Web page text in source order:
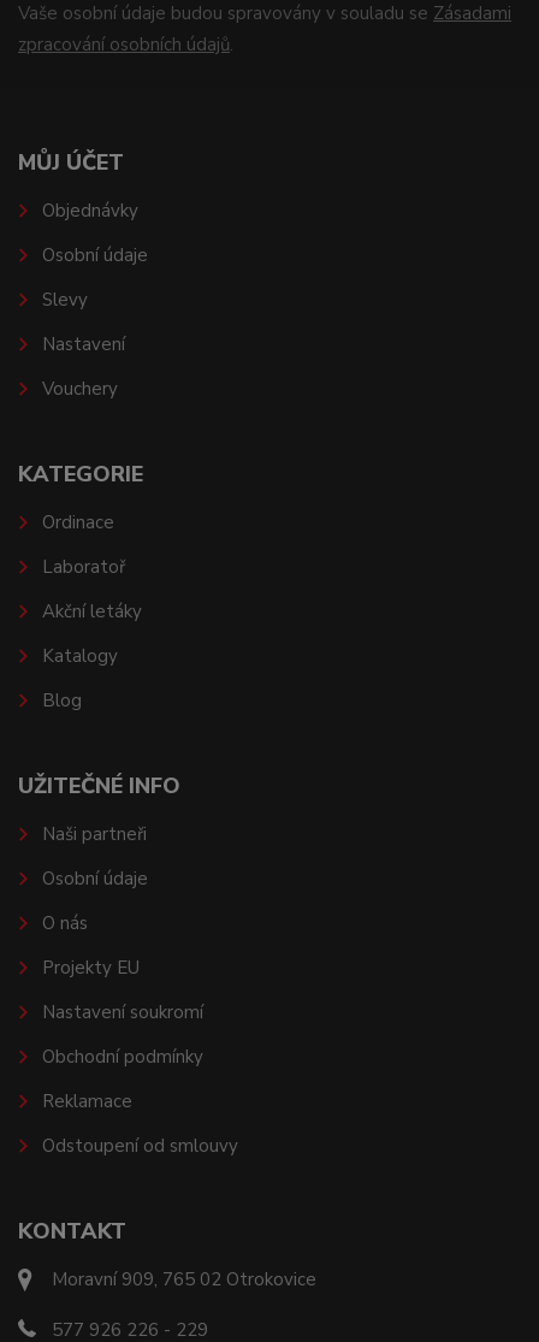
Vaše osobní údaje budou spravovány v souladu se Zásadami
zpracování osobních údajů.
KONTAKT
Moravní 909, 765 02 Otrokovice
577 926 226 - 229
MŮJ ÚČET
Objednávky
Osobní údaje
Slevy
Nastavení
Vouchery
KATEGORIE
Ordinace
Laboratoř
Akční letáky
Katalogy
Blog
UŽITEČNÉ INFO
Naši partneři
Osobní údaje
O nás
Projekty EU
Nastavení soukromí
Obchodní podmínky
Reklamace
Odstoupení od smlouvy